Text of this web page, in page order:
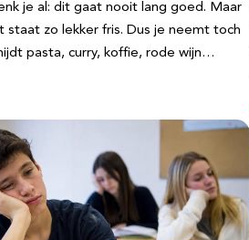
je al: dit gaat nooit lang goed. Maar
staat zo lekker fris. Dus je neemt toch
pasta, curry, koffie, rode wijn…